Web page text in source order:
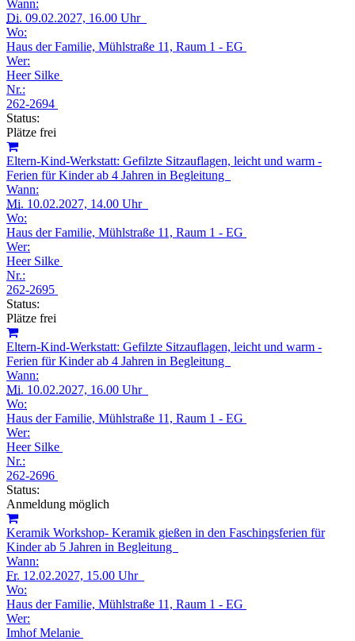
Wann:
Di. 09.02.2027, 16.00 Uhr
Wo:
Haus der Familie, Mühlstraße 11, Raum 1 - EG
Wer:
Heer Silke
Nr.:
262-2694
Status:
Plätze frei
Eltern-Kind-Werkstatt: Gefilzte Sitzauflagen, leicht und warm -
Ferien für Kinder ab 4 Jahren in Begleitung
Wann:
Mi. 10.02.2027, 14.00 Uhr
Wo:
Haus der Familie, Mühlstraße 11, Raum 1 - EG
Wer:
Heer Silke
Nr.:
262-2695
Status:
Plätze frei
Eltern-Kind-Werkstatt: Gefilzte Sitzauflagen, leicht und warm -
Ferien für Kinder ab 4 Jahren in Begleitung
Wann:
Mi. 10.02.2027, 16.00 Uhr
Wo:
Haus der Familie, Mühlstraße 11, Raum 1 - EG
Wer:
Heer Silke
Nr.:
262-2696
Status:
Anmeldung möglich
Keramik Workshop- Keramik gießen in den Faschingsferien für
Kinder ab 5 Jahren in Begleitung
Wann:
Fr. 12.02.2027, 15.00 Uhr
Wo:
Haus der Familie, Mühlstraße 11, Raum 1 - EG
Wer:
Imhof Melanie